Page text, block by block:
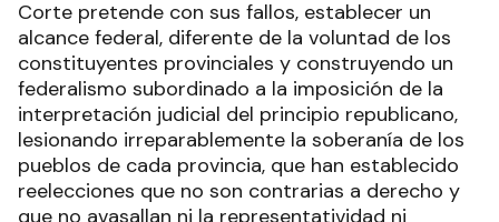
Corte pretende con sus fallos, establecer un
alcance federal, diferente de la voluntad de los
constituyentes provinciales y construyendo un
federalismo subordinado a la imposición de la
interpretación judicial del principio republicano,
lesionando irreparablemente la soberanía de los
pueblos de cada provincia, que han establecido
reelecciones que no son contrarias a derecho y
que no avasallan ni la representatividad ni